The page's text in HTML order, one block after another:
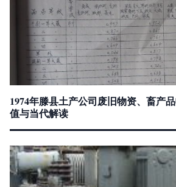
1974年滕县土产公司废旧物资、畜产
值与当代解读